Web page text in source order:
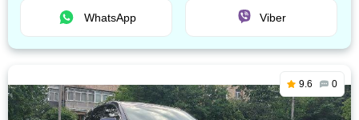
WhatsApp Viber
9.6 0